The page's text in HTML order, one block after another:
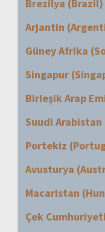
Brezilya (Brazil)
Arjantin
Güney Afrika
Singapur
Birleşik Arap
Suudi
Portekiz
Avusturya
Macaristan
Çek